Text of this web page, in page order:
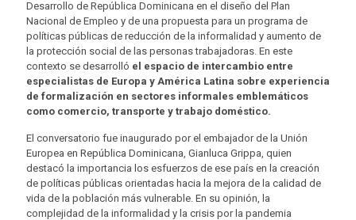
Desarrollo de República Dominicana en el diseño del Plan
Nacional de Empleo y de una propuesta para un programa de
políticas públicas de reducción de la informalidad y aumento de
la protección social de las personas trabajadoras. En este
contexto se desarrolló el espacio de intercambio entre
especialistas de Europa y América Latina sobre experiencia
de formalización en sectores informales emblemáticos
como comercio, transporte y trabajo doméstico.
El conversatorio fue inaugurado por el embajador de la Unión
Europea en República Dominicana, Gianluca Grippa, quien
destacó la importancia los esfuerzos de ese país en la creación
de políticas públicas orientadas hacia la mejora de la calidad de
vida de la población más vulnerable. En su opinión, la
complejidad de la informalidad y la crisis por la pandemia